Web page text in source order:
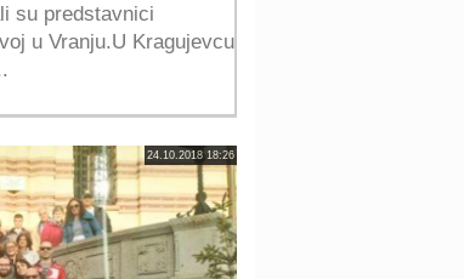
su predstavnici
u Vranju.U Kragujevcu
24.10.2018 18:26